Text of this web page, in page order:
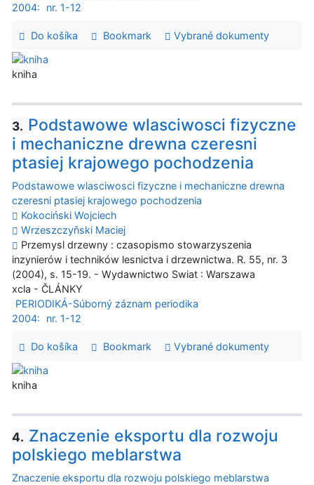
2004:
nr. 1-12
Do košíka Bookmark Vybrané dokumenty
kniha
3. Podstawowe wlasciwosci fizyczne
i mechaniczne drewna czeresni
ptasiej krajowego pochodzenia
Podstawowe wlasciwosci fizyczne i mechaniczne drewna
czeresni ptasiej krajowego pochodzenia
Kokociński Wojciech
Wrzeszczyňski Maciej
Przemysl drzewny : czasopismo stowarzyszenia
inzynierów i techników lesnictva i drzewnictwa. R. 55, nr. 3
(2004), s. 15-19. - Wydawnictwo Swiat : Warszawa
xcla - ČLÁNKY
PERIODIKÁ-Súborný záznam periodika
2004:
nr. 1-12
Do košíka Bookmark Vybrané dokumenty
kniha
4. Znaczenie eksportu dla rozwoju
polskiego meblarstwa
Znaczenie eksportu dla rozwoju polskiego meblarstwa